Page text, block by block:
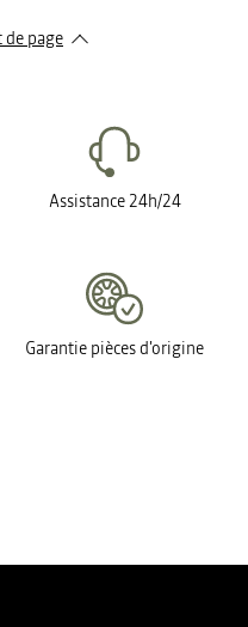
page​
Assistance 24h/24
Garantie pièces d'origine